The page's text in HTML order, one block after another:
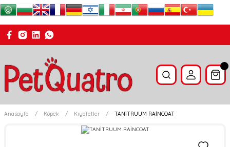
Anasayfa Köpek Kıyafetler TANİTRUUM RAİNCOAT